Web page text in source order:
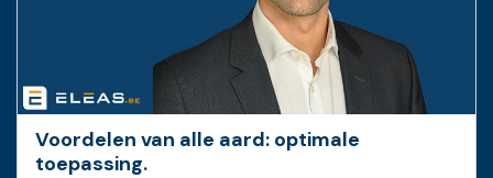
Voordelen van alle aard: optimale
toepassing.